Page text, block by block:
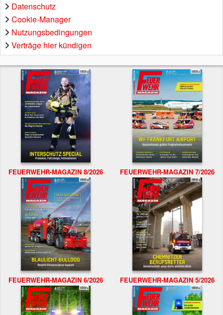
Datenschutz
Cookie-Manager
Nutzungsbedingungen
Verträge hier kündigen
FEUERWEHR-MAGAZIN 8/2026 FEUERWEHR-MAGAZIN 7/2026
FEUERWEHR-MAGAZIN 6/2026 FEUERWEHR-MAGAZIN 5/2026